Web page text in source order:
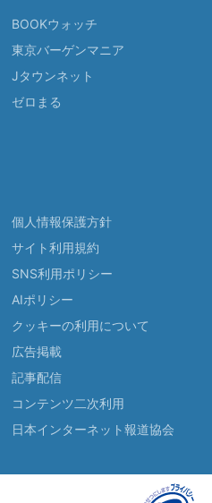
BOOKウォッチ
東京バーゲンマニア
Jタウンネット
ゼロまる
個人情報保護方針
サイト利用規約
SNS利用ポリシー
AIポリシー
クッキーの利用について
広告掲載
記事配信
コンテンツ二次利用
日本インターネット報道協会